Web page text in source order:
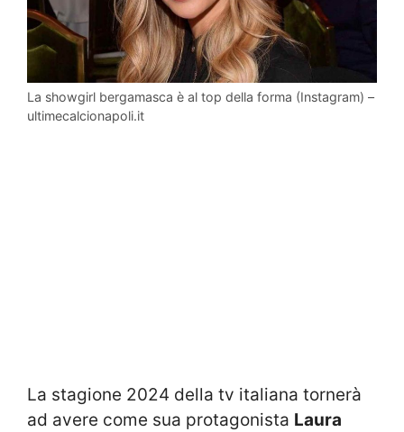
La showgirl bergamasca è al top della forma (Instagram) –
ultimecalcionapoli.it
La stagione 2024 della tv italiana tornerà
ad avere come sua protagonista Laura